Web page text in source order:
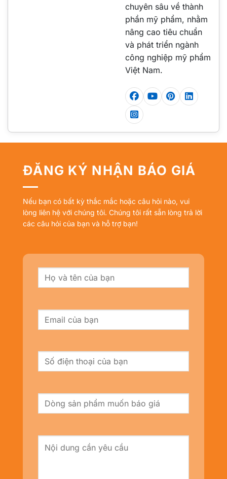
chuyên sâu về thành
phần mỹ phẩm, nhằm
nâng cao tiêu chuẩn
và phát triển ngành
công nghiệp mỹ phẩm
Việt Nam.
ĐĂNG KÝ NHẬN BÁO GIÁ
Nếu bạn có bất kỳ thắc mắc hoặc câu hỏi nào, vui
lòng liên hệ với chúng tôi. Chúng tôi rất sẵn lòng trả lời
các câu hỏi của bạn và hỗ trợ bạn!